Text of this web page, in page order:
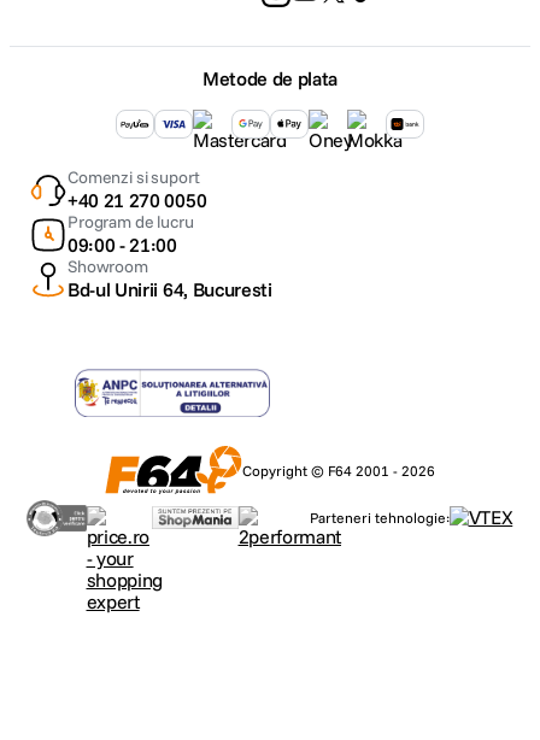
Metode de plata
Comenzi si suport
+40 21 270 0050
Program de lucru
09:00 - 21:00
Showroom
Bd-ul Unirii 64, Bucuresti
Copyright © F64 2001 - 2026
Parteneri tehnologie: